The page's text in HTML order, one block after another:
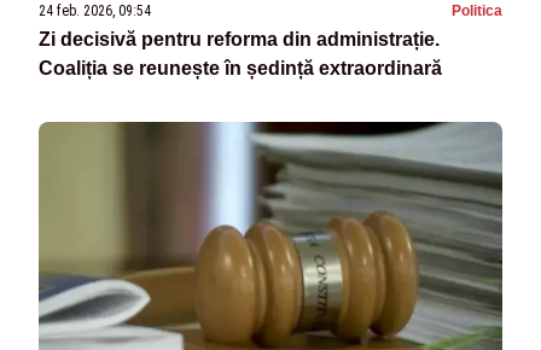
24 feb. 2026, 09:54 Politica
Zi decisivă pentru reforma din administrație.
Coaliția se reunește în ședință extraordinară